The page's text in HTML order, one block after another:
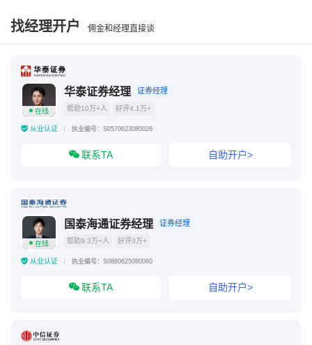
逆回购14天亏了20万,为什么
国债逆回购年化收益率怎么算
30年期国债收益率或震荡企稳
找经理开户 佣金和经理直接谈
在线
华泰证券经理 证券经理
帮助10万+人 好评4.1万+
从业认证 执业编号：S0570623080026
联系TA 自助开户>
在线
国泰海通证券经理 证券经理
帮助9.3万+人 好评3万+
从业认证 执业编号：S0880625080060
联系TA 自助开户>